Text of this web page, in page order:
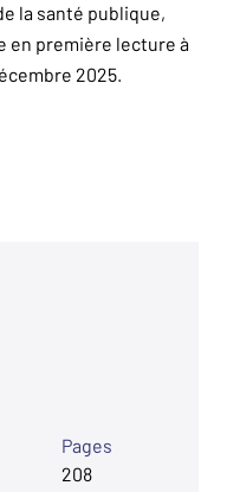
Pages
208
la santé publique,
en première lecture à
2025.